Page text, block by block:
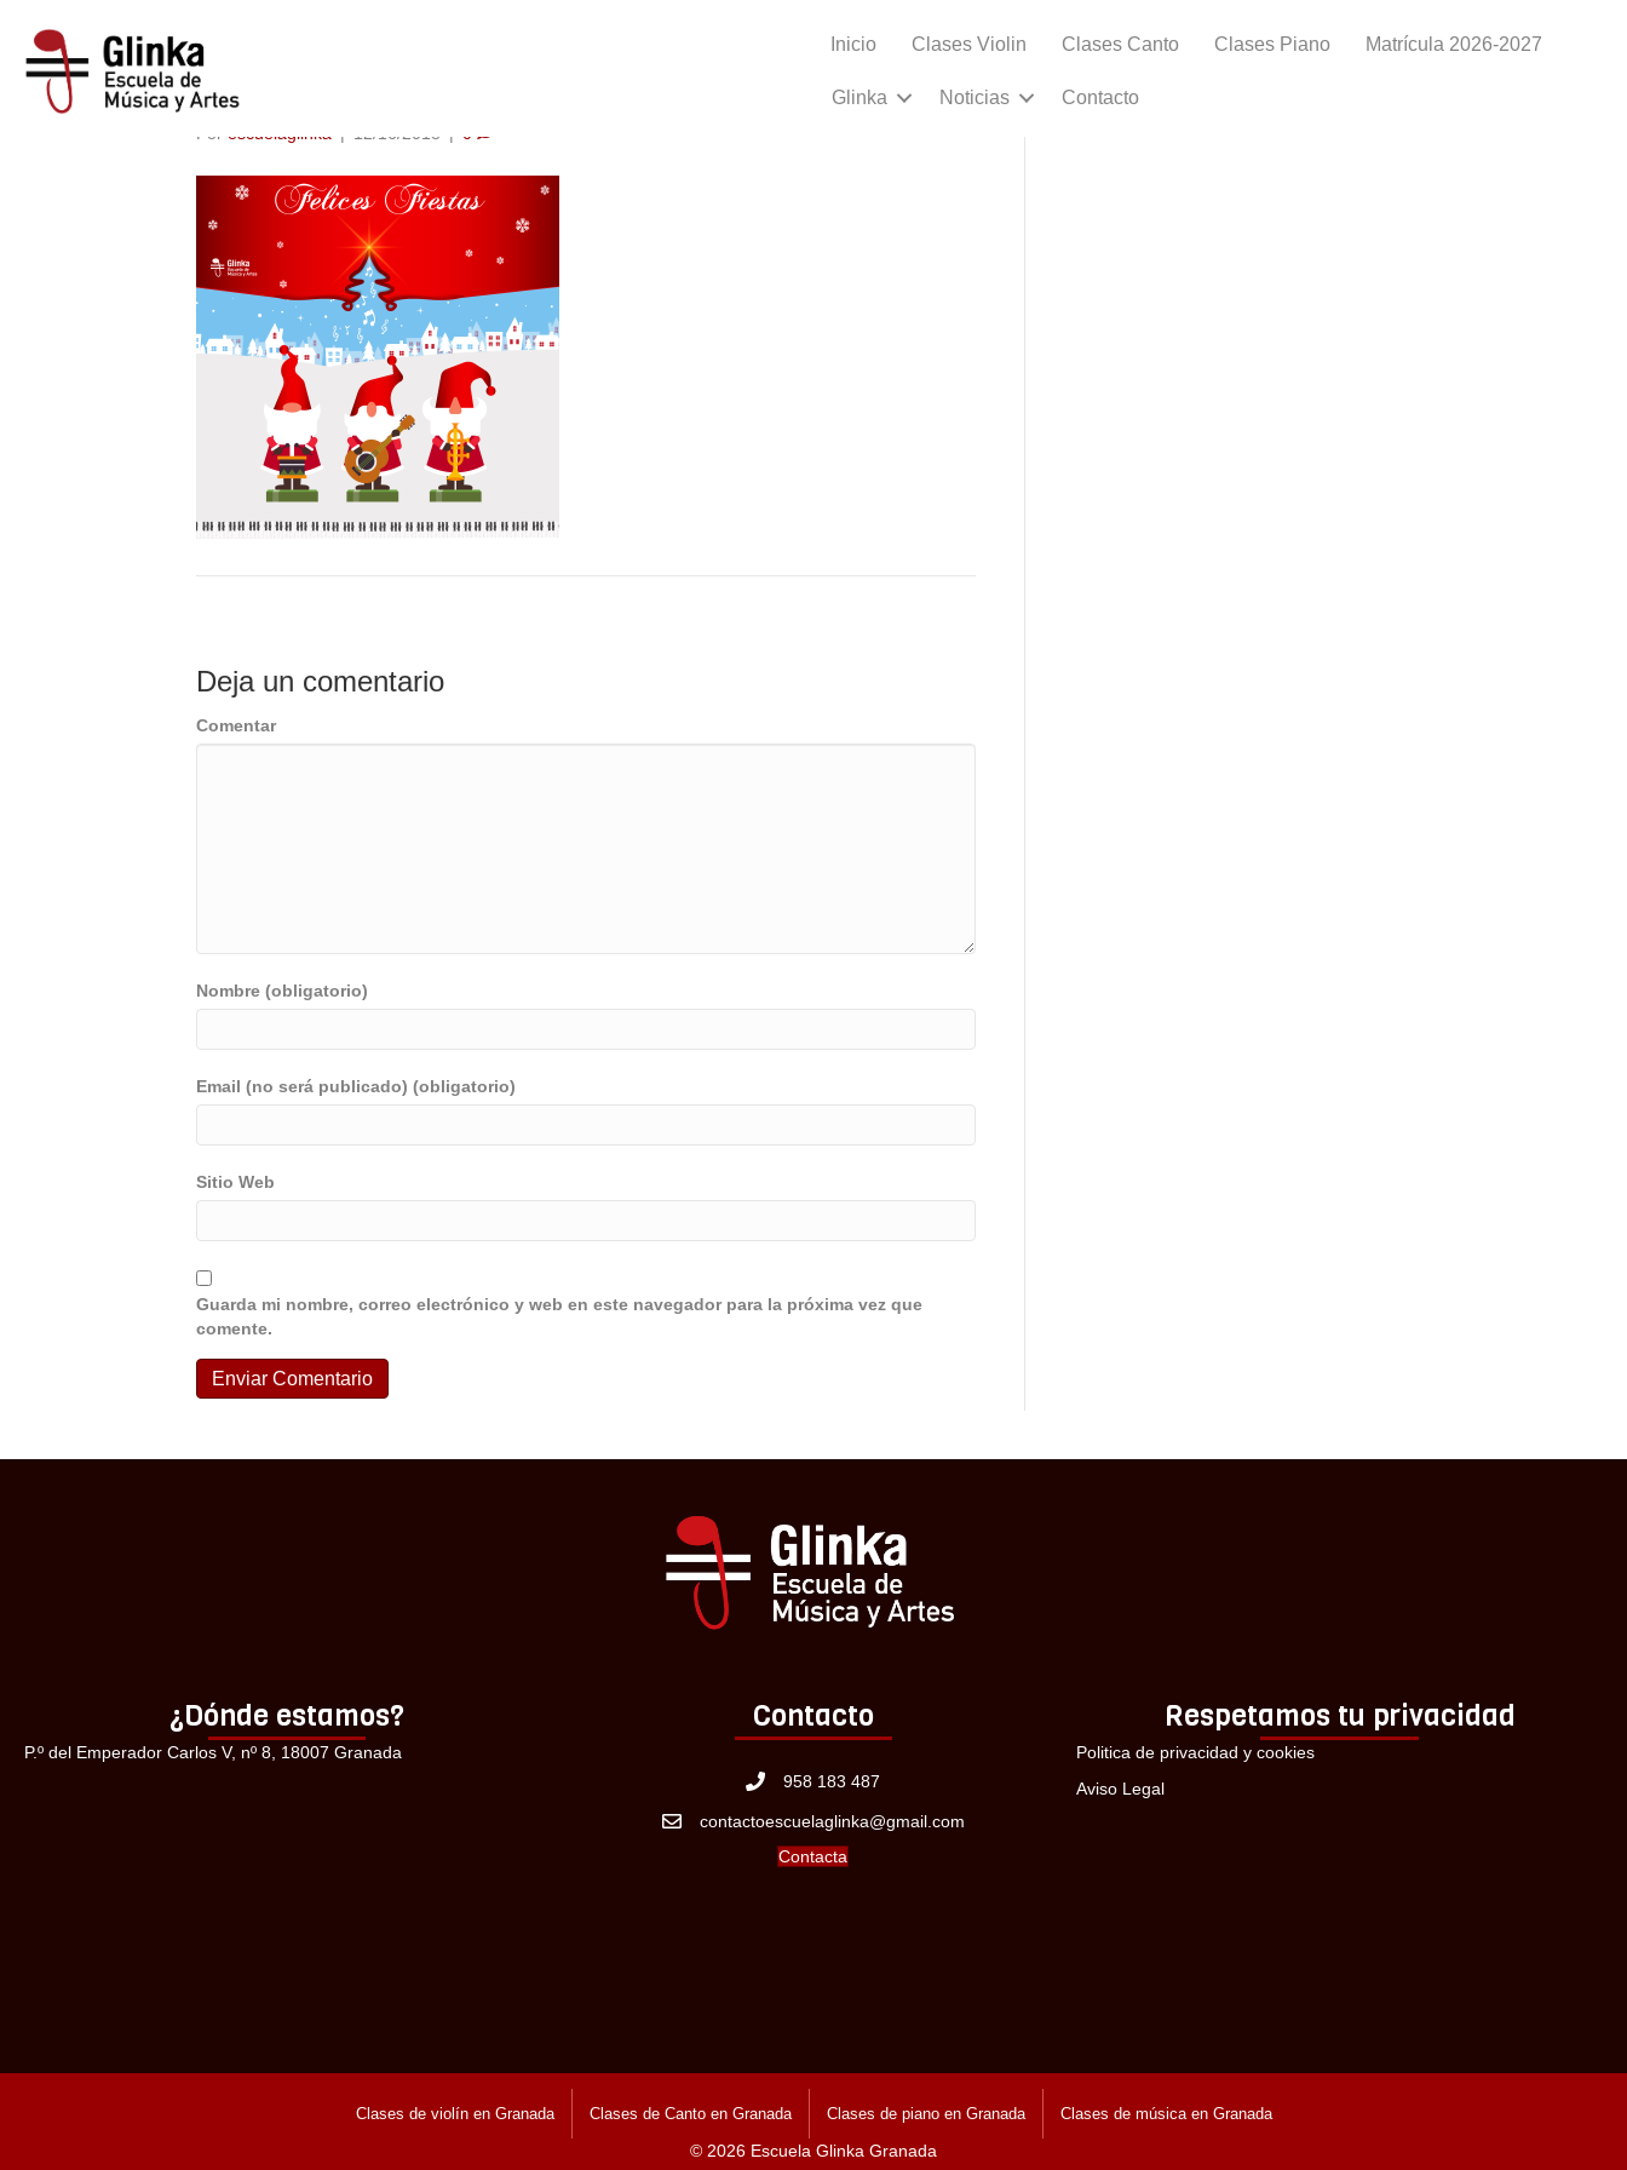
Inicio Clases Violin Clases Canto Clases Piano Matrícula 2026-2027
Glinka Noticias Contacto
campaña-navidad-2018-cuadrado
Por escuelaglinka | 12/16/2018 | 0
Deja un comentario
Comentar
Nombre (obligatorio)
Email (no será publicado) (obligatorio)
Sitio Web
Guarda mi nombre, correo electrónico y web en este navegador para la próxima vez que
comente.
¿Dónde estamos?
P.º del Emperador Carlos V, nº 8, 18007 Granada
Contacto
958 183 487
contactoescuelaglinka@gmail.com
Contacta
Respetamos tu privacidad
Politica de privacidad y cookies
Aviso Legal
Clases de violín en Granada Clases de Canto en Granada Clases de piano en Granada Clases de música en Granada
© 2026 Escuela Glinka Granada